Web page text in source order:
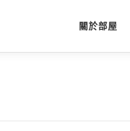
關於部屋